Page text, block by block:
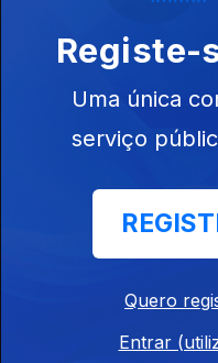
Registe-
Uma única
serviço
Quero
Entrar